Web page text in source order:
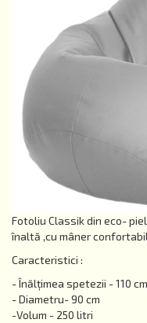
Fotoliu Classik din eco-
înaltă ,cu mâner confortabil
Caracteristici :
- Înălțimea spetezii - 110 cm
- Diametru- 90 cm
-Volum - 250 litri